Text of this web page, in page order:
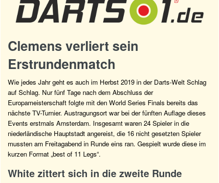
Clemens verliert sein
Erstrundenmatch
Wie jedes Jahr geht es auch im Herbst 2019 in der Darts-Welt Schlag
auf Schlag. Nur fünf Tage nach dem Abschluss der
Europameisterschaft folgte mit den World Series Finals bereits das
nächste TV-Turnier. Austragungsort war bei der fünften Auflage dieses
Events erstmals Amsterdam. Insgesamt waren 24 Spieler in die
niederländische Hauptstadt angereist, die 16 nicht gesetzten Spieler
mussten am Freitagabend in Runde eins ran. Gespielt wurde diese im
kurzen Format „best of 11 Legs“.
White zittert sich in die zweite Runde